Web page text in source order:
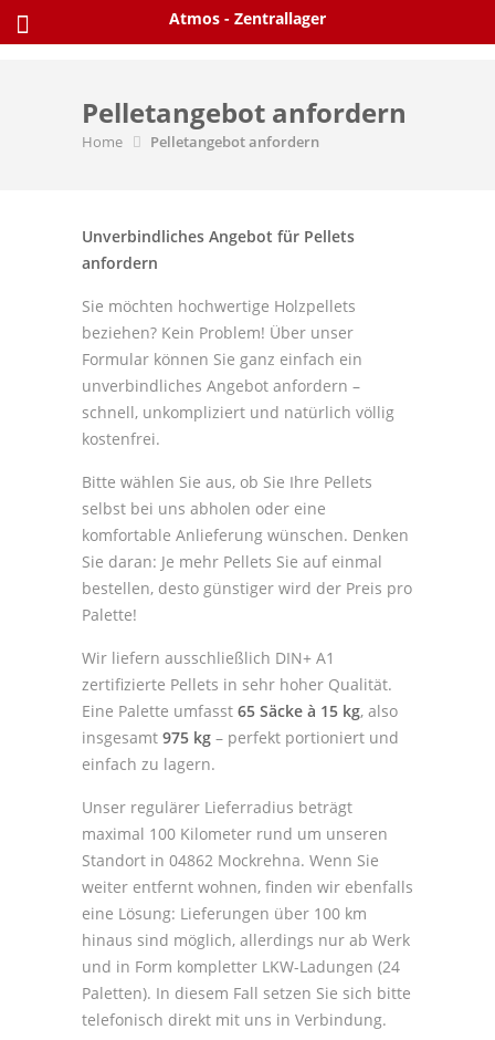
Skip
Pelletangebot anfordern
Home Pelletangebot anfordern
Unverbindliches Angebot für Pellets
anfordern
Sie möchten hochwertige Holzpellets
beziehen? Kein Problem! Über unser
Formular können Sie ganz einfach ein
unverbindliches Angebot anfordern –
schnell, unkompliziert und natürlich völlig
kostenfrei.
Bitte wählen Sie aus, ob Sie Ihre Pellets
selbst bei uns abholen oder eine
komfortable Anlieferung wünschen. Denken
Sie daran: Je mehr Pellets Sie auf einmal
bestellen, desto günstiger wird der Preis pro
Palette!
Wir liefern ausschließlich DIN+ A1
zertifizierte Pellets in sehr hoher Qualität.
Eine Palette umfasst 65 Säcke à 15 kg, also
insgesamt 975 kg – perfekt portioniert und
einfach zu lagern.
Unser regulärer Lieferradius beträgt
maximal 100 Kilometer rund um unseren
Standort in 04862 Mockrehna. Wenn Sie
weiter entfernt wohnen, finden wir ebenfalls
eine Lösung: Lieferungen über 100 km
hinaus sind möglich, allerdings nur ab Werk
und in Form kompletter LKW-Ladungen (24
Paletten). In diesem Fall setzen Sie sich bitte
telefonisch direkt mit uns in Verbindung.
Atmos - Zentrallager